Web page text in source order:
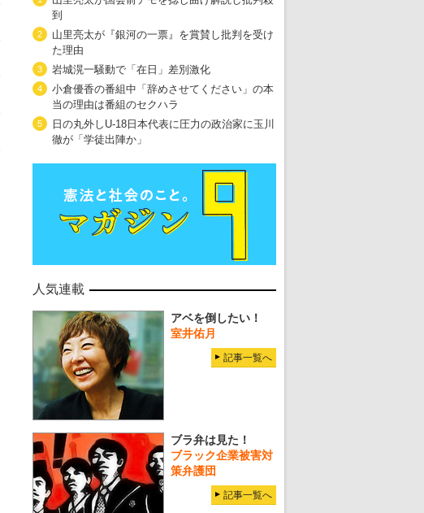
到
2
山里亮太が『銀河の一票』を賞賛し批判を受け
た理由
3 岩城滉一騒動で「在日」差別激化
4
小倉優香の番組中「辞めさせてください」の本
当の理由は番組のセクハラ
5
日の丸外しU-18日本代表に圧力の政治家に玉川
徹が「学徒出陣か」
人気連載
アベを倒したい！
室井佑月
記事一覧へ
ブラ弁は見た！
ブラック企業被害対
策弁護団
記事一覧へ